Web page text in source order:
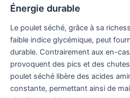
Énergie durable
Le poulet séché, grâce à sa
faible indice glycémique, peut
durable. Contrairement aux en-
provoquent des pics et des chutes
poulet séché libère des acides
constante, permettant ainsi de